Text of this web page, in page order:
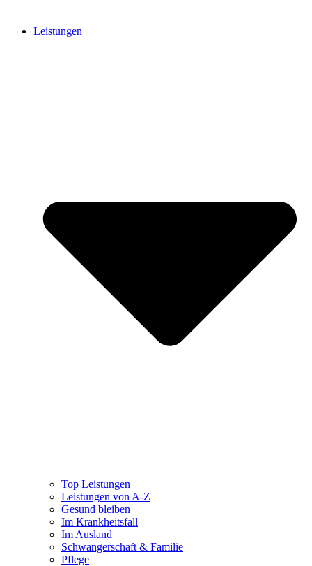
Leistungen
Top Leistungen
Leistungen von A-Z
Gesund bleiben
Im Krankheitsfall
Im Ausland
Schwangerschaft & Familie
Pflege